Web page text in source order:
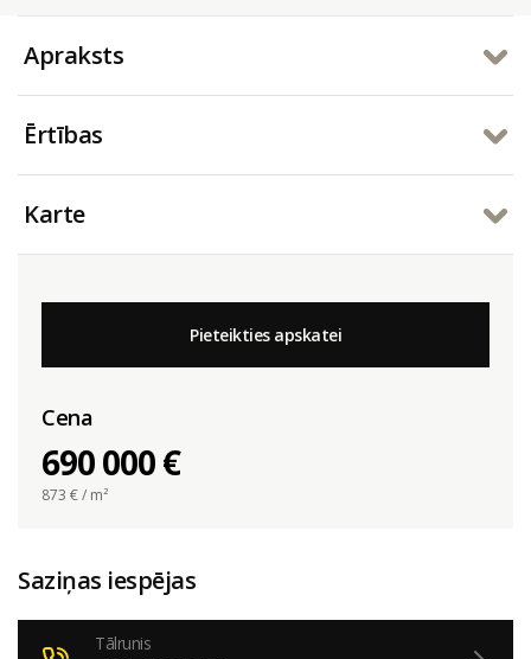
Apraksts
Ērtības
Karte
Pieteikties apskatei
Cena
690 000 €
873 € / m²
Saziņas iespējas
Tālrunis